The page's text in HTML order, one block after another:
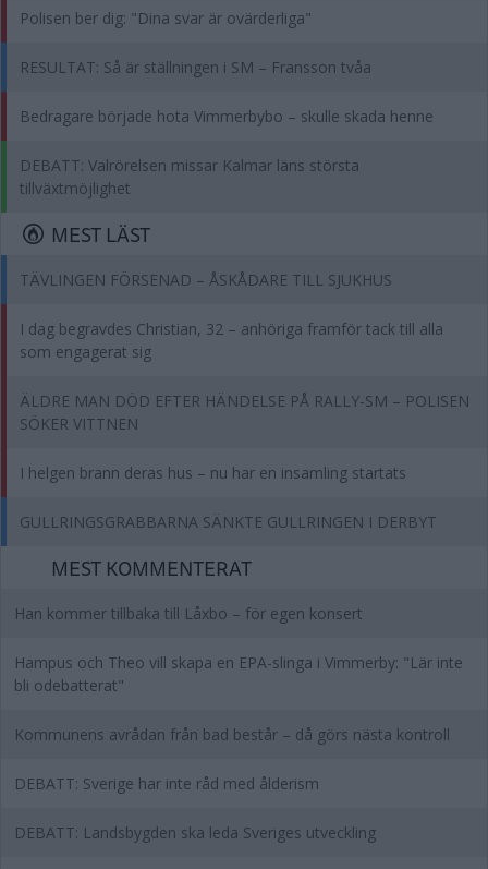
Polisen ber dig: "Dina svar är ovärderliga"
RESULTAT: Så är ställningen i SM – Fransson tvåa
Bedragare började hota Vimmerbybo – skulle skada henne
DEBATT: Valrörelsen missar Kalmar läns största
tillväxtmöjlighet
MEST LÄST
TÄVLINGEN FÖRSENAD – ÅSKÅDARE TILL SJUKHUS
I dag begravdes Christian, 32 – anhöriga framför tack till alla
som engagerat sig
ÄLDRE MAN DÖD EFTER HÄNDELSE PÅ RALLY-SM – POLISEN
SÖKER VITTNEN
I helgen brann deras hus – nu har en insamling startats
GULLRINGSGRABBARNA SÄNKTE GULLRINGEN I DERBYT
MEST KOMMENTERAT
Han kommer tillbaka till Låxbo – för egen konsert
Hampus och Theo vill skapa en EPA-slinga i Vimmerby: "Lär inte
bli odebatterat"
Kommunens avrådan från bad består – då görs nästa kontroll
DEBATT: Sverige har inte råd med ålderism
DEBATT: Landsbygden ska leda Sveriges utveckling